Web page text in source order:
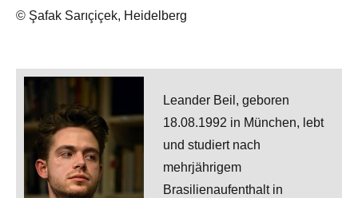
© Şafak Sarıçiçek, Heidelberg
Leander Beil, geboren
18.08.1992 in München, lebt
und studiert nach
mehrjährigem
Brasilienaufenthalt in